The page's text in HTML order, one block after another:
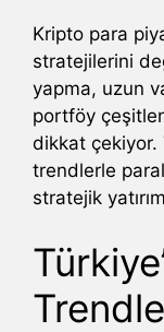
Kripto para
stratejilerini
yapma, uzun
portföy
dikkat çekiyor.
trendlerle
stratejik